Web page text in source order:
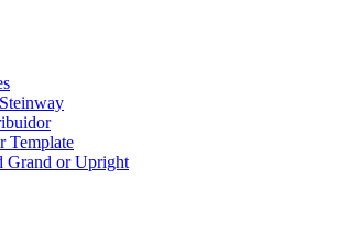
Template
Grand or Upright